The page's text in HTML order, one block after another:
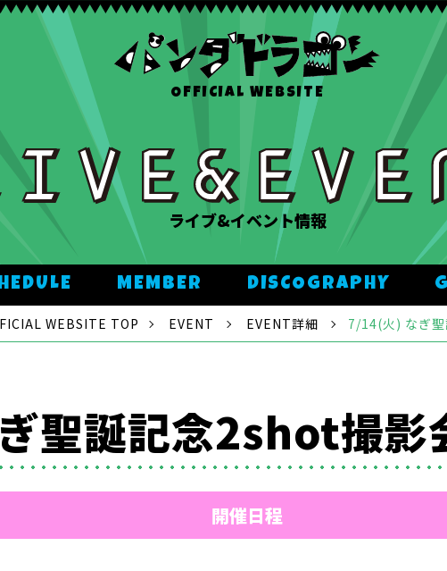
OFFICIAL WEBSITE
ライブ&イベント情報
MEMBER DISCOGRAPHY
WEBSITE TOP EVENT EVENT詳細 7/14(火) なぎ
聖誕記念2shot撮影
開催日程